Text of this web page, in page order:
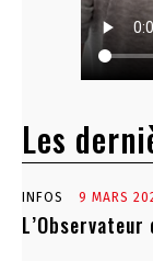
Les
INFOS 9 MARS
L’Observateur